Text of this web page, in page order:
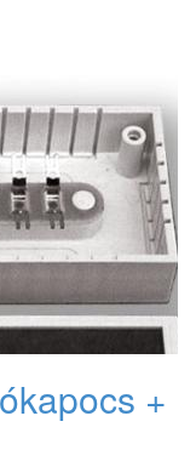
+